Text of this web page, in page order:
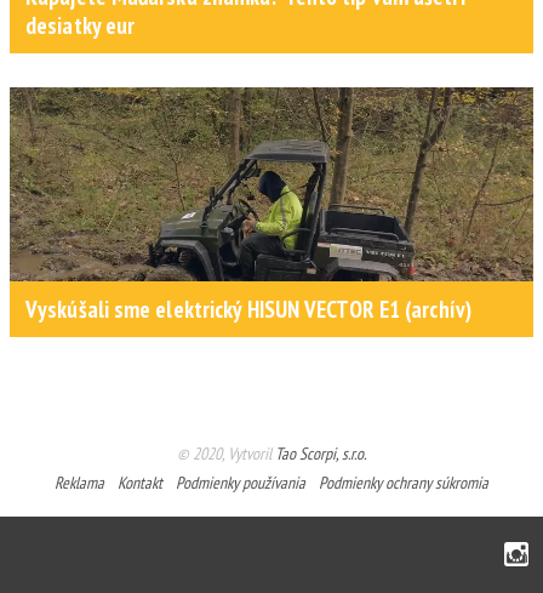
desiatky eur
Vyskúšali sme elektrický HISUN VECTOR E1 (archív)
© 2020, Vytvoril Tao Scorpi, s.r.o.
Reklama
Kontakt Podmienky používania Podmienky ochrany súkromia
Instagram